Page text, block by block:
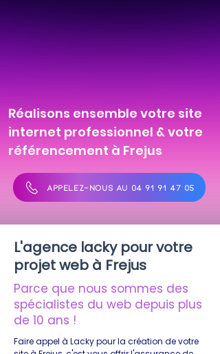
Réalisons ensemble votre site
internet professionnel & votre
référencement à Frejus
APPELEZ-NOUS AU 04 91 91 47 05
L'agence lacky pour votre
projet web à Frejus
Parce que nous sommes des
spécialistes du web depuis plus
de 10 ans !
Faire appel à Lacky pour la création de votre